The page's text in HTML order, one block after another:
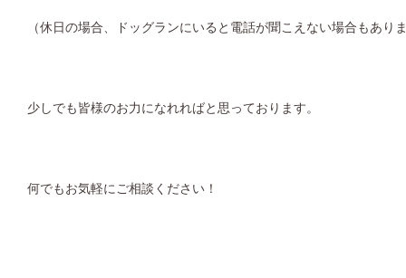
（休日の場合、ドッグランにいると電話が聞こえない場合もあり
少しでも皆様のお力になれればと思っております。
何でもお気軽にご相談ください！